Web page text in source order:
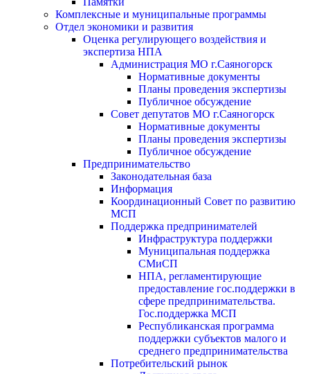
Комплексные и муниципальные программы
Отдел экономики и развития
Оценка регулирующего воздействия и
экспертиза НПА
Администрация МО г.Саяногорск
Нормативные документы
Планы проведения экспертизы
Публичное обсуждение
Совет депутатов МО г.Саяногорск
Нормативные документы
Планы проведения экспертизы
Публичное обсуждение
Предпринимательство
Законодательная база
Информация
Координационный Совет по развитию
МСП
Поддержка предпринимателей
Инфраструктура поддержки
Муниципальная поддержка
СМиСП
НПА, регламентирующие
предоставление гос.поддержки в
сфере предпринимательства.
Гос.поддержка МСП
Республиканская программа
поддержки субъектов малого и
среднего предпринимательства
Потребительский рынок